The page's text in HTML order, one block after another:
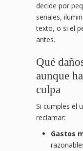
decide por
señales,
texto, o si el
antes.
Qué
aunque
culpa
Si cumples el
reclamar:
Gastos